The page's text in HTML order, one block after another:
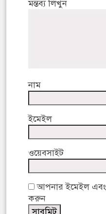
মন্তব্য লিখুন
নাম
ইমেইল
ওয়েবসাইট
আপনার ইমেইল এবং
করুন